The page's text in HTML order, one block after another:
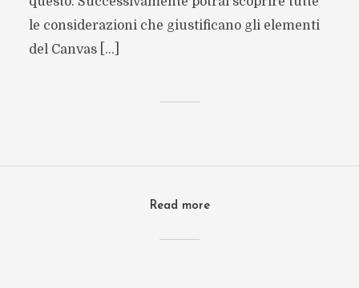
le considerazioni che giustificano gli elementi
del Canvas […]
Read more